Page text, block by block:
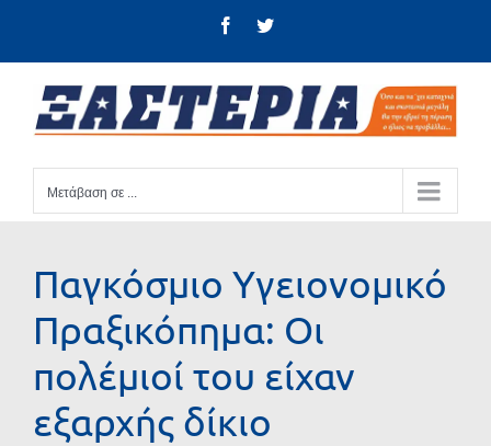
FacebookTwitter
Μετάβαση σε ...
Παγκόσμιο Υγειονομικό
Πραξικόπημα: Οι
πολέμιοί του είχαν
εξαρχής δίκιο